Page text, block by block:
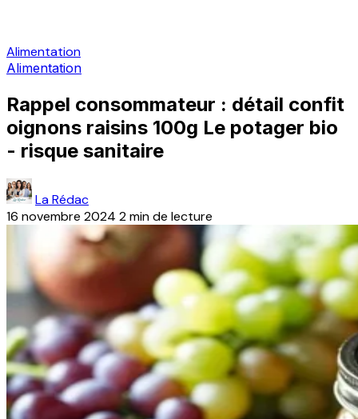
Alimentation
Alimentation
Rappel consommateur : détail confit
oignons raisins 100g Le potager bio
- risque sanitaire
La Rédac
16 novembre 2024 2 min de lecture